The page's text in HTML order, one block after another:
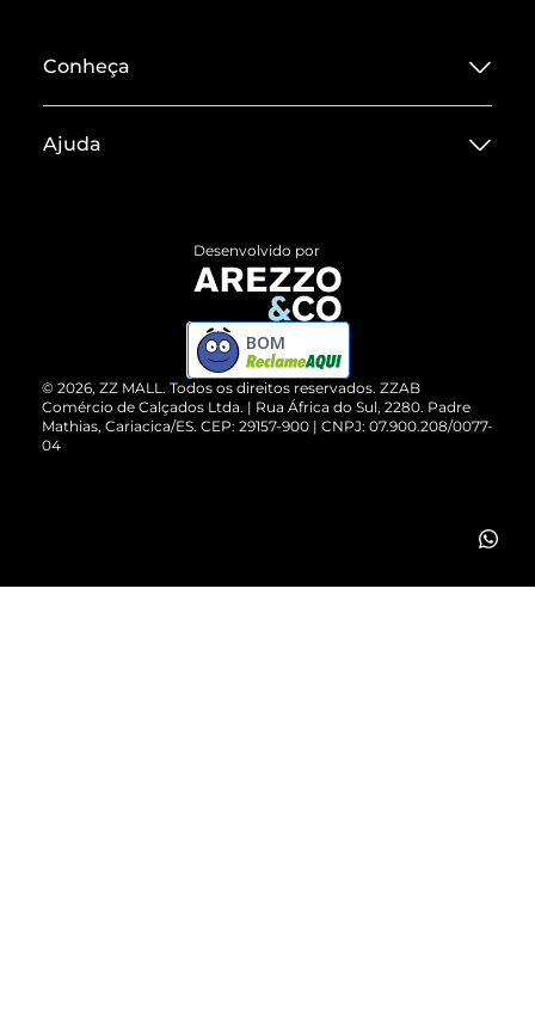
Conheça
Termos de Uso
ZZ MALL é confiável
Cartão Presente
Vendas Corporativas
Ajuda
Devolução do Produto
Compre pelo WhatsApp
© 2026, ZZ MALL. Todos os direitos reservados. ZZAB
Comércio de Calçados Ltda. | Rua África do Sul, 2280. Padre
Mathias, Cariacica/ES. CEP: 29157-900 | CNPJ: 07.900.208/0077-
04
Desenvolvido por
BOM